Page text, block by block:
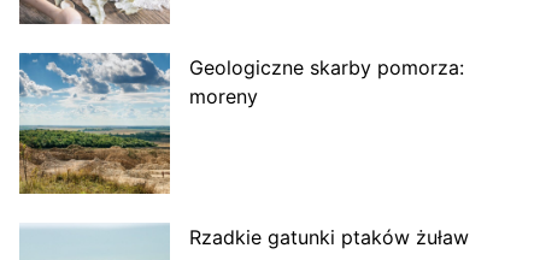
Geologiczne skarby pomorza:
moreny
Rzadkie gatunki ptaków żuław